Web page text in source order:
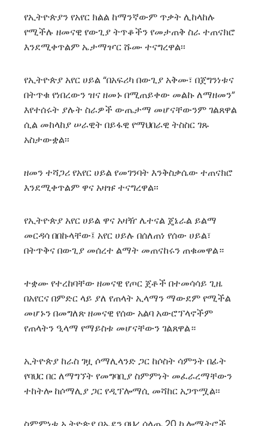
የኢትዮጵያን የአየር ክልል ከማንኛውም ጥቃት ሊከላከሉ
የሚችሉ ዘመናዊ የውጊያ ትጥቆችን የመታጠቅ ስራ ተጠናክሮ
እንደሚቀጥልም ኤታማዦር ሹሙ ተናግረዋል፡፡
የኢትዮጵያ አየር ሀይል “በአፍሪካ በውጊያ አቅሙ፣ በጀግንነቱና
በትጥቁ የነበረውን ዝና ዘመኑ በሚጠይቀው መልኩ ለማዘመን”
እየተሰሩት ያሉት ስራዎች ውጤታማ መሆናቸውንም ገልጸዋል
ሲል መከላከያ ሠራዊት በይፋዊ የማህበራዊ ትስስር ገጹ
አስታውቋል፡፡
ዘመን ተሻጋሪ የአየር ሀይል የመገንባት እንቅስቃሴው ተጠናክሮ
እንደሚቀጥልም ዋና አዛዡ ተናግረዋል፡፡
የኢትዮጵያ አየር ሀይል ዋና አዛዥ ሌተናል ጄኔራል ይልማ
መርዳሳ በበኩላቸው፤ አየር ሀይሉ በሰለጠነ የሰው ሀይል፣
በትጥቅና በውጊያ መሰረተ ልማት መጠናከሩን ጠቁመዋል።
ተቋሙ የተረከባቸው ዘመናዊ የጦር ጀቶች በተመሳሳይ ጊዜ
በአየርና በምድር ላይ ያለ የጠላት ኢላማን ማውደም የሚችል
መሆኑን በመግለጽ ዘመናዊ የሰው አልባ አውሮፕላኖችም
የጠላትን ዒላማ የማይስቱ መሆናቸውን ገልጸዋል።
ኢትዮጵያ ከራስ ገዟ ሶማሊላንድ ጋር ከሶስት ሳምንት በፊት
የባህር በር ለማግኘት የመግባቢያ ስምምነት መፈራረማቸውን
ተከትሎ ከሶማሊያ ጋር የዲፕሎማሲ መሻከር አጋጥሟል፡፡